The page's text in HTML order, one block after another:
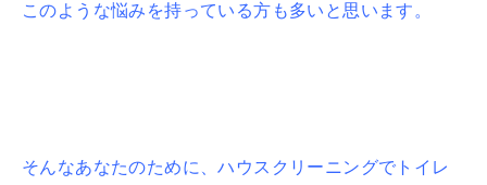
このような悩みを持っている方も多いと思います。
そんなあなたのために、ハウスクリーニングでトイレ